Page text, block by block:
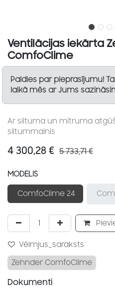
Ventilācijas iekārta
ComfoClime
Paldies par pieprasījumu!
laikā mēs ar Jums
Ar siltuma un mitruma
siltummainis
4 300,28 € 5 733,71€
MODELIS
ComfoClime 24
Vēlmjus_saraksts
Zehnder ComfoClime
Dokumenti